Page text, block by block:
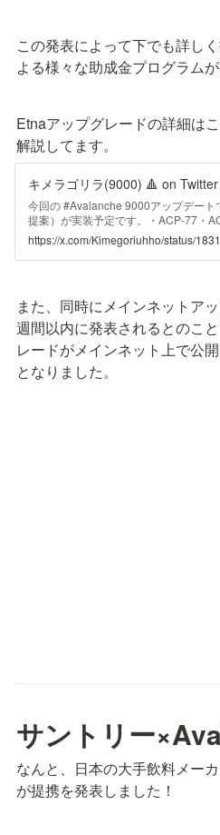
この発表によって下でも詳し
よる様々な助成金プログラム
Etnaアップグレードの詳細は
解説してます。
キメラゴリラ(9000) 🔺 on
今回の #Avalanche 9000アップデー
提案）が実装予定です。・ACP-77・
ACP-20・ACP-131・ACP-118サブネ
すべきアップデートが用意されていま
pic.twitter.com/LhKWbIy8Ki— キメラ
https://x.com/Kimegoriuhho/status/
また、同時にメインネットア
週間以内に発表されるとのこ
レードがメインネット上で公
となりました。
サントリー
なんと、日本の大手飲料メー
が提携を発表しました！